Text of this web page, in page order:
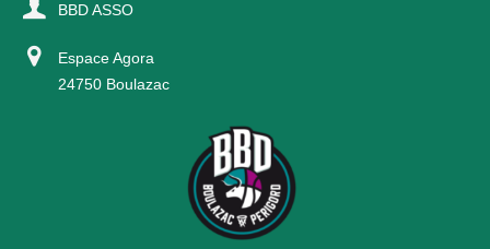
BBD ASSO
Espace Agora
24750 Boulazac